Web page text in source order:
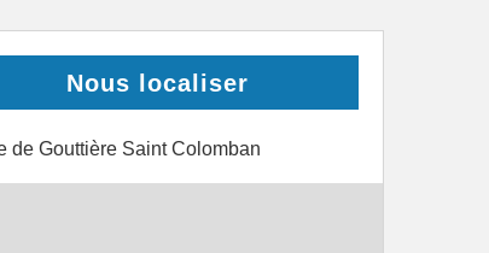
Nous localiser
de Gouttière Saint Colomban